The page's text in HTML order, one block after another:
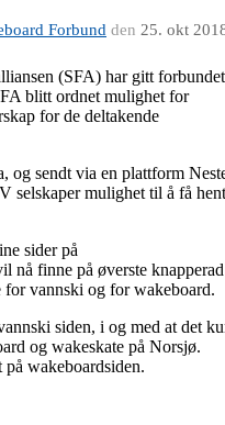
Forbund den 25. okt
(SFA) har gitt forbundet
blitt ordnet mulighet for
for de deltakende
og sendt via en plattform
selskaper mulighet til å få
sider på
nå finne på øverste knapperad
vannski og for wakeboard.
siden, i og med at det
og wakeskate på Norsjø.
wakeboardsiden.